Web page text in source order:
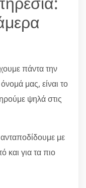
πάντα την
μας, είναι το
ψηλά στις
με
και για τα πιο